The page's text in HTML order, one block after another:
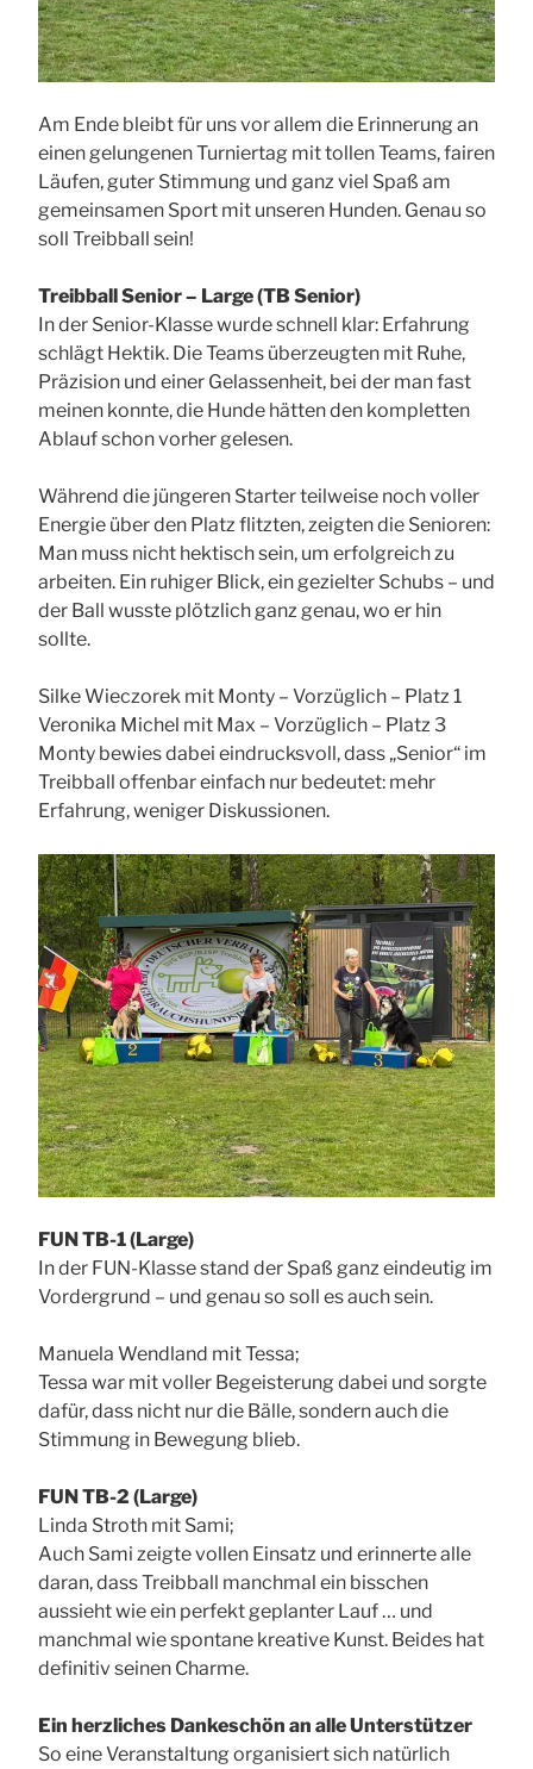
Am Ende bleibt für uns vor allem die Erinnerung an
einen gelungenen Turniertag mit tollen Teams, fairen
Läufen, guter Stimmung und ganz viel Spaß am
gemeinsamen Sport mit unseren Hunden. Genau so
soll Treibball sein!
Treibball Senior – Large (TB Senior)
In der Senior-Klasse wurde schnell klar: Erfahrung
schlägt Hektik. Die Teams überzeugten mit Ruhe,
Präzision und einer Gelassenheit, bei der man fast
meinen konnte, die Hunde hätten den kompletten
Ablauf schon vorher gelesen.
Während die jüngeren Starter teilweise noch voller
Energie über den Platz flitzten, zeigten die Senioren:
Man muss nicht hektisch sein, um erfolgreich zu
arbeiten. Ein ruhiger Blick, ein gezielter Schubs – und
der Ball wusste plötzlich ganz genau, wo er hin
sollte.
Silke Wieczorek mit Monty – Vorzüglich – Platz 1
Veronika Michel mit Max – Vorzüglich – Platz 3
Monty bewies dabei eindrucksvoll, dass „Senior“ im
Treibball offenbar einfach nur bedeutet: mehr
Erfahrung, weniger Diskussionen.
FUN TB-1 (Large)
In der FUN-Klasse stand der Spaß ganz eindeutig im
Vordergrund – und genau so soll es auch sein.
Manuela Wendland mit Tessa;
Tessa war mit voller Begeisterung dabei und sorgte
dafür, dass nicht nur die Bälle, sondern auch die
Stimmung in Bewegung blieb.
FUN TB-2 (Large)
Linda Stroth mit Sami;
Auch Sami zeigte vollen Einsatz und erinnerte alle
daran, dass Treibball manchmal ein bisschen
aussieht wie ein perfekt geplanter Lauf … und
manchmal wie spontane kreative Kunst. Beides hat
definitiv seinen Charme.
Ein herzliches Dankeschön an alle Unterstützer
So eine Veranstaltung organisiert sich natürlich